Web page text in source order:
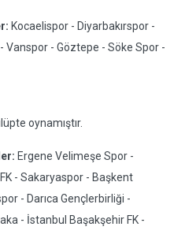
Kocaelispor - Diyarbakırspor -
- Göztepe - Söke Spor -
oynamıştır.
Ergene Velimeşe Spor -
- Sakaryaspor - Başkent
- Darıca Gençlerbirliği -
- İstanbul Başakşehir FK -